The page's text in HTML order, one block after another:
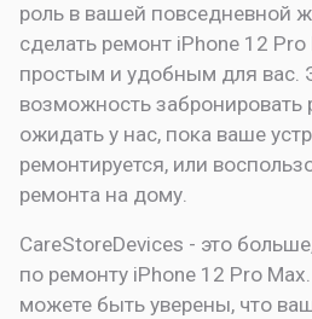
роль в вашей повседневной
сделать ремонт iPhone 12
простым и удобным для вас.
возможность забронировать
ожидать у нас, пока ваше
ремонтируется, или
ремонта на дому.
CareStoreDevices - это
по ремонту iPhone 12 Pro
можете быть уверены, что